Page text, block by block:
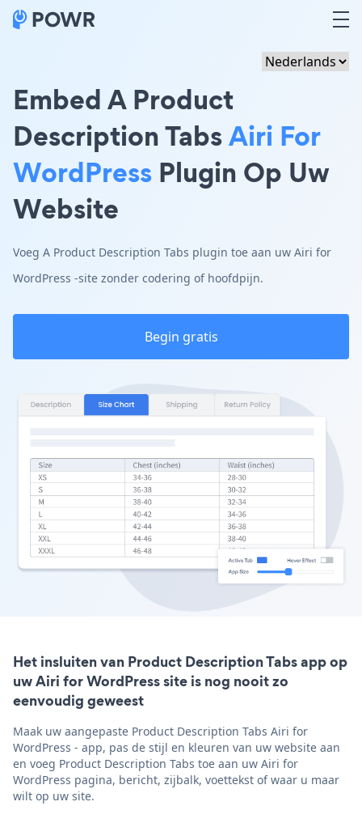
Embed A Product
Description TabsAiri For
WordPress Plugin Op Uw
Website
Voeg A Product Description Tabs plugin toe aan uw Airi for
WordPress -site zonder codering of hoofdpijn.
Begin gratis
Het insluiten van Product Description Tabs app op
uw Airi for WordPress site is nog nooit zo
eenvoudig geweest
Maak uw aangepaste Product Description Tabs Airi for
WordPress - app, pas de stijl en kleuren van uw website aan
en voeg Product Description Tabs toe aan uw Airi for
WordPress pagina, bericht, zijbalk, voettekst of waar u maar
wilt op uw site.